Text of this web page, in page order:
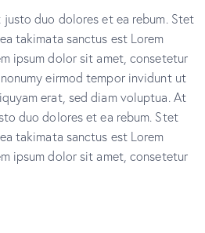
duo dolores et ea rebum. Stet
takimata sanctus est Lorem
ipsum dolor sit amet, consetetur
eirmod tempor invidunt ut
erat, sed diam voluptua. At
duo dolores et ea rebum. Stet
takimata sanctus est Lorem
ipsum dolor sit amet, consetetur